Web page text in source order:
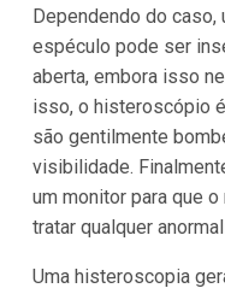
Dependendo do caso,
espéculo pode ser
aberta, embora isso
isso, o histeroscópio
são gentilmente
visibilidade.
um monitor para que
tratar qualquer
Uma histeroscopia